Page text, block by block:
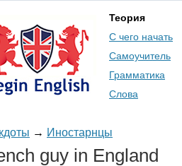
Теория
С чего начать
Самоучитель
Грамматика
Слова
→ Иностарнцы
guy in England